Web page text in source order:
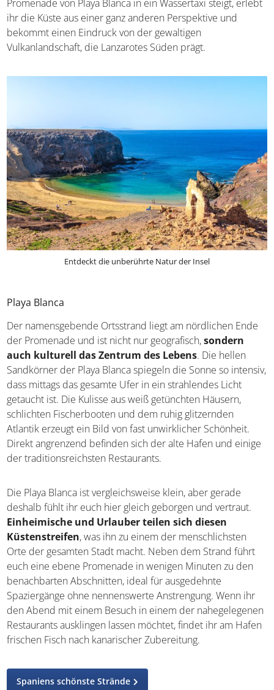
Promenade von Playa Blanca in ein Wassertaxi steigt, erlebt
ihr die Küste aus einer ganz anderen Perspektive und
bekommt einen Eindruck von der gewaltigen
Vulkanlandschaft, die Lanzarotes Süden prägt.
Entdeckt die unberührte Natur der Insel
Playa Blanca
Der namensgebende Ortsstrand liegt am nördlichen Ende
der Promenade und ist nicht nur geografisch,sondern
auch kulturell das Zentrum des Lebens. Die hellen
Sandkörner der Playa Blanca spiegeln die Sonne so intensiv,
dass mittags das gesamte Ufer in ein strahlendes Licht
getaucht ist. Die Kulisse aus weiß getünchten Häusern,
schlichten Fischerbooten und dem ruhig glitzernden
Atlantik erzeugt ein Bild von fast unwirklicher Schönheit.
Direkt angrenzend befinden sich der alte Hafen und einige
der traditionsreichsten Restaurants.
Die Playa Blanca ist vergleichsweise klein, aber gerade
deshalb fühlt ihr euch hier gleich geborgen und vertraut.
Einheimische und Urlauber teilen sich diesen
Küstenstreifen, was ihn zu einem der menschlichsten
Orte der gesamten Stadt macht. Neben dem Strand führt
euch eine ebene Promenade in wenigen Minuten zu den
benachbarten Abschnitten, ideal für ausgedehnte
Spaziergänge ohne nennenswerte Anstrengung. Wenn ihr
den Abend mit einem Besuch in einem der nahegelegenen
Restaurants ausklingen lassen möchtet, findet ihr am Hafen
frischen Fisch nach kanarischer Zubereitung.
Spaniens schönste Strände